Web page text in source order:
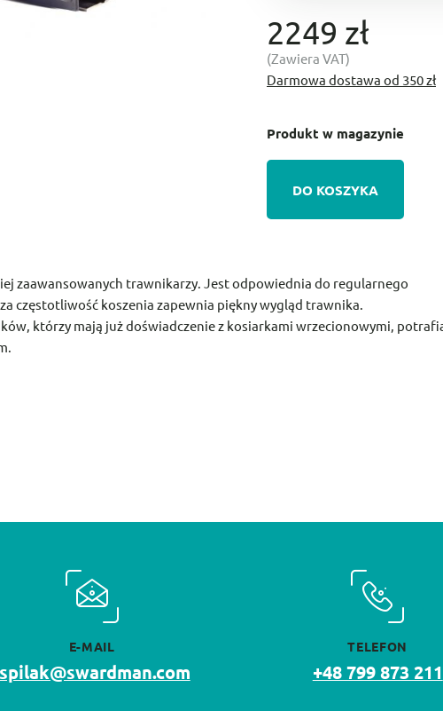
2249 zł
(Zawiera VAT)
Darmowa dostawa od 350 zł
Produkt w magazynie
DO KOSZYKA
zaawansowanych trawnikarzy. Jest odpowiednia do regularnego
częstotliwość koszenia zapewnia piękny wygląd trawnika.
którzy mają już doświadczenie z kosiarkami wrzecionowymi,
E-MAIL TELEFON
+48 799 873 211